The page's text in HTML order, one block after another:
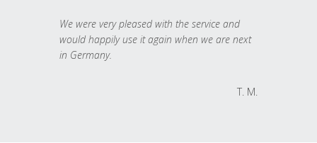
We were very pleased with the service and
would happily use it again when we are next
in Germany.
T. M.